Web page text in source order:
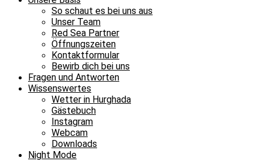
So schaut es bei uns aus
Unser Team
Red Sea Partner
Öffnungszeiten
Kontaktformular
Bewirb dich bei uns
Fragen und Antworten
Wissenswertes
Wetter in Hurghada
Gästebuch
Instagram
Webcam
Downloads
Night Mode